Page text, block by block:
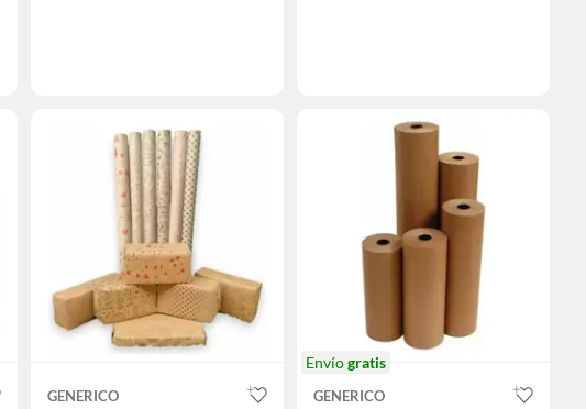
GENERICO
Envíogratis
GENERICO